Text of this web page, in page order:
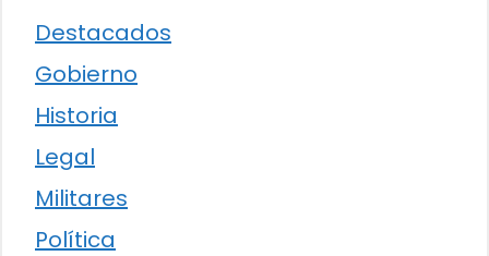
Destacados
Gobierno
Historia
Legal
Militares
Política